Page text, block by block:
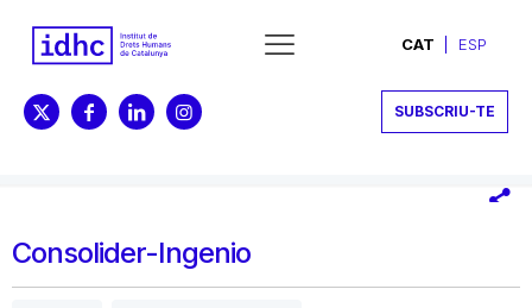
CAT ESP
SUBSCRIU-TE
Consolider-Ingenio